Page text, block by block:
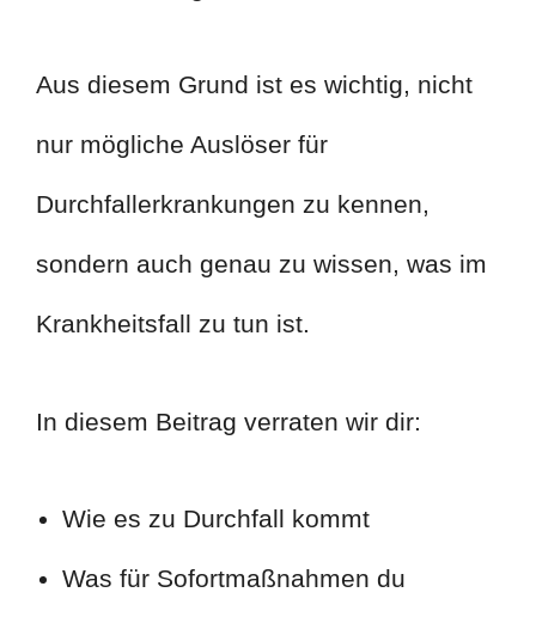
Aus diesem Grund ist es wichtig, nicht
nur mögliche Auslöser für
Durchfallerkrankungen zu kennen,
sondern auch genau zu wissen, was im
Krankheitsfall zu tun ist.
In diesem Beitrag verraten wir dir:
Wie es zu Durchfall kommt
Was für Sofortmaßnahmen du